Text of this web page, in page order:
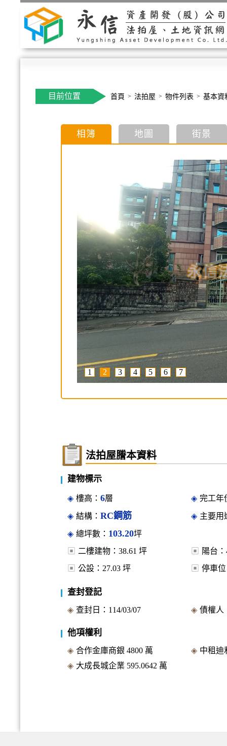
目前位置 首頁 法拍屋 物件列表 基本資
相簿 地圖 街景
1 2 3 4 5 6 7
法拍屋謄本資料
建物標示
樓高： 6層 完工年
結構： RC鋼筋 主要用
總坪數： 103.20坪
二樓建物： 38.61 坪 陽台：
公設： 27.03 坪 停車
查封登記
查封日： 114/03/07 債權人
他項權利
合作金庫商銀 4800 萬
中租迪
大成長城企業 595.0642 萬